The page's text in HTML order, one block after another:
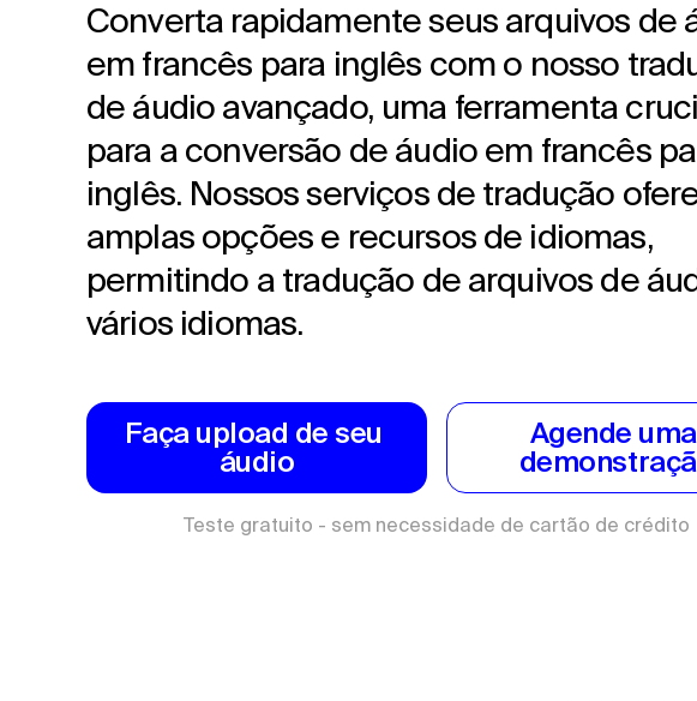
Converta rapidamente seus arquivos de
em francês para inglês com o nosso
de áudio avançado, uma ferramenta
para a conversão de áudio em francês
inglês. Nossos serviços de tradução
amplas opções e recursos de idiomas,
permitindo a tradução de arquivos de
vários idiomas.
Faça upload de seu
áudio
Agende uma
Teste gratuito - sem necessidade de cartão de crédito